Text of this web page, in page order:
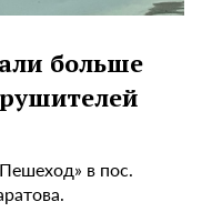
больше
в пос.